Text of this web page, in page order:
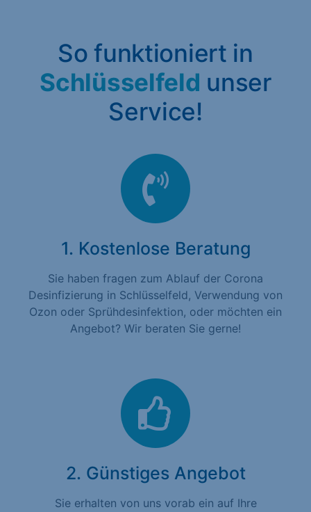
So funktioniert in
Schlüsselfeld unser
Service!
1. Kostenlose Beratung
Sie haben fragen zum Ablauf der Corona
Desinfizierung in Schlüsselfeld, Verwendung von
Ozon oder Sprühdesinfektion, oder möchten ein
Angebot? Wir beraten Sie gerne!
2. Günstiges Angebot
Sie erhalten von uns vorab ein auf Ihre